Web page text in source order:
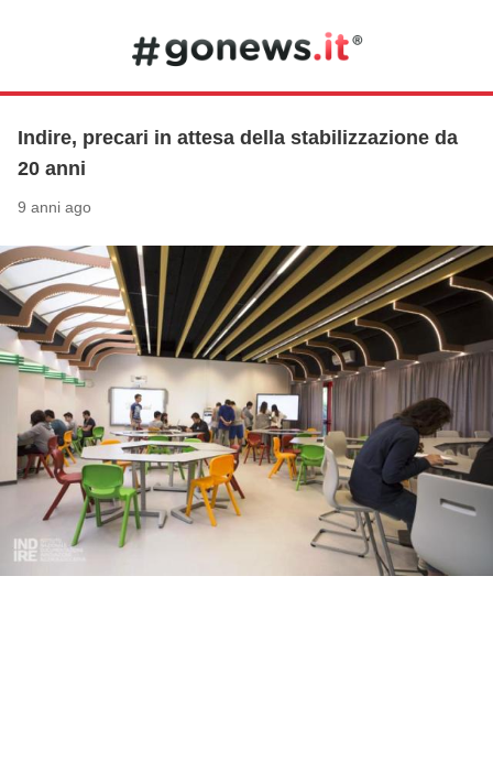
Indire, precari in attesa della stabilizzazione da
20 anni
9 anni ago